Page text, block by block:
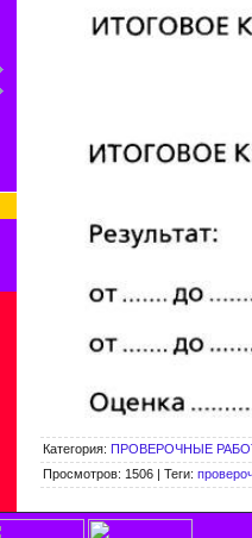
Категория: ПРОВЕРОЧНЫЕ
Просмотров: 1506 | Теги: